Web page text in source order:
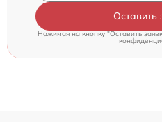
Оставить
Нажимая на кнопку "Оставить